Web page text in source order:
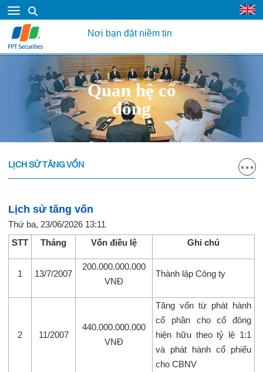
Nơi bạn đặt niềm tin
Quan hệ cổ
đông
LỊCH SỬ TĂNG VỐN
Lịch sử tăng vốn
Thứ ba, 23/06/2026 13:11
STT
Tháng Vốn điều lệ Ghi chú
1 13/7/2007
200.000.000.000
VNĐ
Thành lập Công ty
2 11/2007
440.000.000.000
VNĐ
Tăng vốn từ phát hành
cổ phần cho cổ đông
hiện hữu theo tỷ lệ 1:1
và phát hành cổ phiếu
cho CBNV